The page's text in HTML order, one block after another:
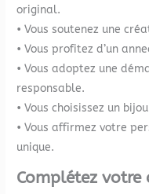
original.
• Vous soutenez une
• Vous profitez d’un
• Vous adoptez une
responsable.
• Vous choisissez un
• Vous affirmez votre
unique.
Complétez votre